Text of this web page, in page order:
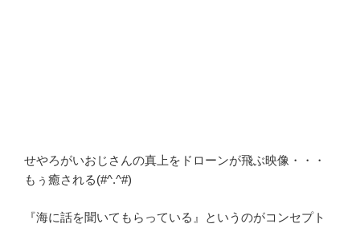
せやろがいおじさんの真上をドローンが飛ぶ映像・・・
もぅ癒される(#^.^#)
『海に話を聞いてもらっている』というのがコンセプト